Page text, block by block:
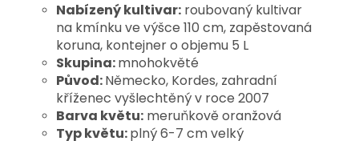
Nabízený kultivar: roubovaný kultivar
na kmínku ve výšce 110 cm, zapěstovaná
koruna, kontejner o objemu 5 L
Skupina:mnohokvěté
Původ:Německo, Kordes, zahradní
kříženec vyšlechtěný v roce 2007
Barva květu: meruňkově oranžová
Typ květu:plný 6-7 cm velký